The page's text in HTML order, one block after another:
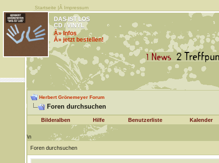
Startseite |Â Impressum
DAS IST LOS
CD / VINYL
Â» Infos
Â» jetzt bestellen!
Herbert Grönemeyer Forum
Foren durchsuchen
Bilderalben Hilfe Benutzerliste Kalender
\n
Foren durchsuchen